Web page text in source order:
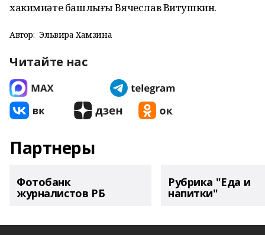
хакимиәте башлығы Вячеслав Витушкин.
Автор: Эльвира Хамзина
Читайте нас
Партнеры
Фотобанк
журналистов РБ
Рубрика "Еда и
напитки"